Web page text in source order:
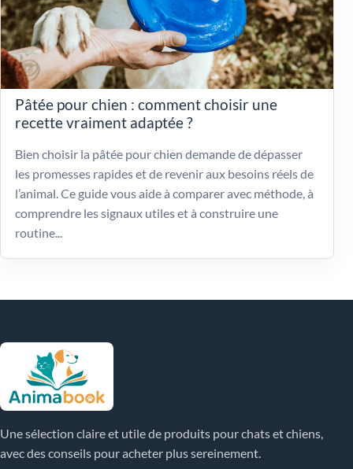
Pâtée pour chien : comment choisir une
recette vraiment adaptée ?
Bien choisir la pâtée pour chien demande de dépasser
les promesses rapides et de revenir aux besoins réels de
l’animal. Ce guide vous aide à comparer avec méthode, à
comprendre les signaux utiles et à construire une
routine...
Une sélection claire et utile de produits pour chats et chiens,
avec des conseils pour acheter plus sereinement.